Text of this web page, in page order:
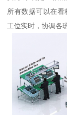
所有数据可以在
工位实时，协调各